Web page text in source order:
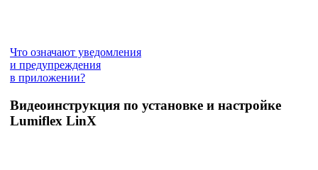
Что означают уведомления
и предупреждения
в приложении?
Видеоинструкция по установке и настройке
Lumiflex LinX